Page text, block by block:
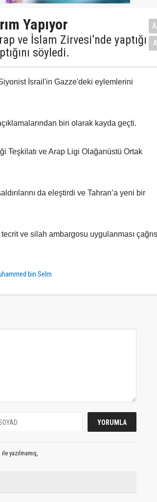
Yapıyor
ve İslam Zirvesi’nde yaptığı
söyledi.
İsrail'in Gazze'deki eylemlerini
biri olarak kayda geçti.
Teşkilatı ve Arap Ligi Olağanüstü Ortak
da eleştirdi ve Tahran’a yeni bir
ve silah ambargosu uygulanması
bin Selm
yazılmamış,